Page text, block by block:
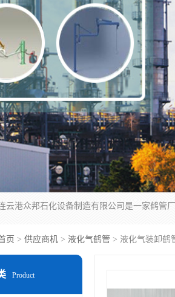
页 > 供应商机 > 液化气鹤管 > 液化气装卸鹤
Product